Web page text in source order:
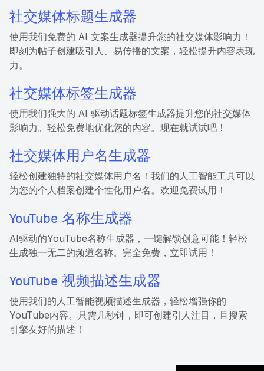
社交媒体标题生成器
使用我们免费的 AI 文案生成器提升您的社交媒体影响力！
即刻为帖子创建吸引人、易传播的文案，轻松提升内容表现
力。
社交媒体标签生成器
使用我们强大的 AI 驱动话题标签生成器提升您的社交媒体
影响力。轻松免费地优化您的内容。现在就试试吧！
社交媒体用户名生成器
轻松创建独特的社交媒体用户名！我们的人工智能工具可以
为您的个人档案创建个性化用户名。欢迎免费试用！
YouTube 名称生成器
AI驱动的YouTube名称生成器，一键解锁创意可能！轻松
生成独一无二的频道名称。完全免费，立即试用！
YouTube 视频描述生成器
使用我们的人工智能视频描述生成器，轻松增强你的
YouTube内容。只需几秒钟，即可创建引人注目，且搜索
引擎友好的描述！